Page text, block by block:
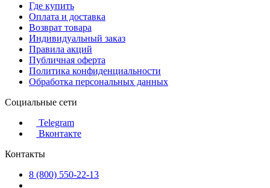
Где купить
Оплата и доставка
Возврат товара
Индивидуальный заказ
Правила акций
Публичная оферта
Политика конфиденциальности
Обработка персональных данных
Социальные сети
Telegram
Вконтакте
Контакты
8 (800) 550-22-13